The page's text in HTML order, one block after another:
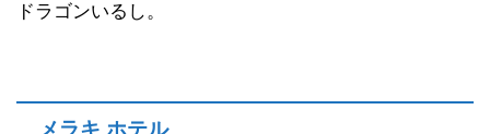
ドラゴンいるし。
メラキ ホテル